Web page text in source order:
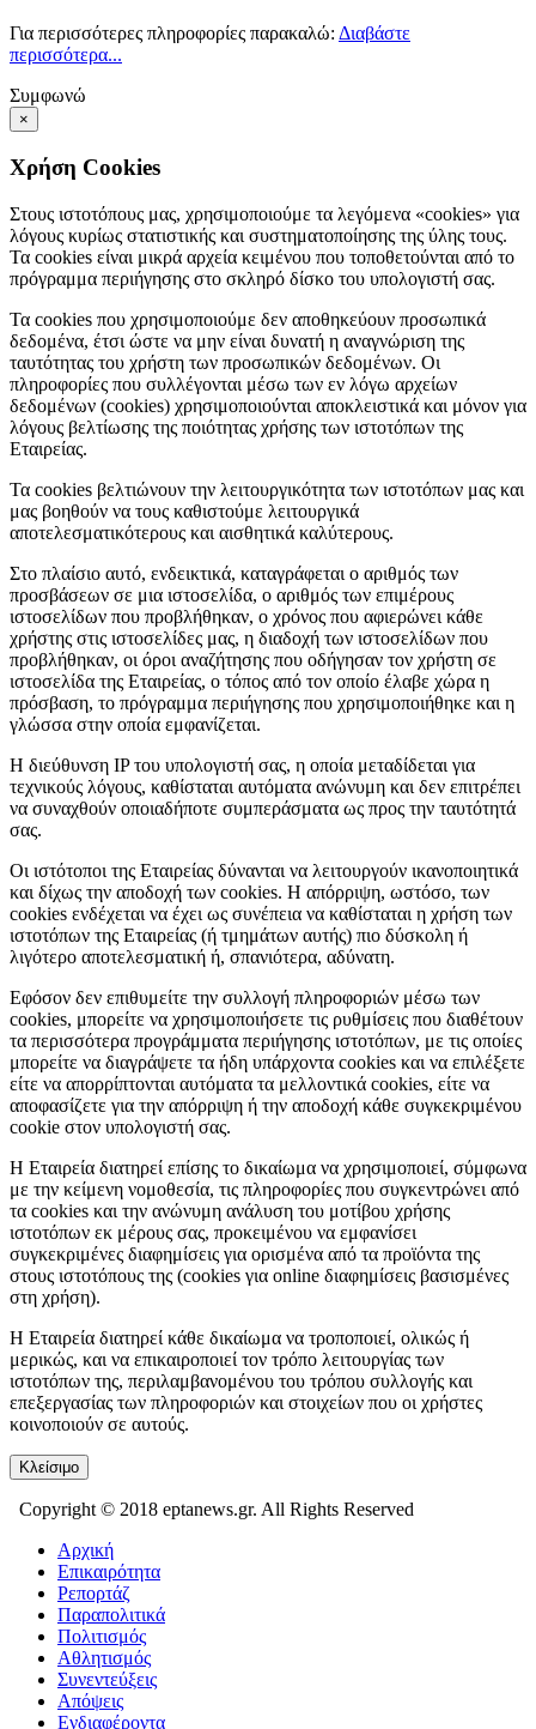
Για περισσότερες πληροφορίες παρακαλώ: Διαβάστε
περισσότερα...
Συμφωνώ
×
Χρήση Cookies
Στους ιστοτόπους μας, χρησιμοποιούμε τα λεγόμενα «cookies» για
λόγους κυρίως στατιστικής και συστηματοποίησης της ύλης τους.
Τα cookies είναι μικρά αρχεία κειμένου που τοποθετούνται από το
πρόγραμμα περιήγησης στο σκληρό δίσκο του υπολογιστή σας.
Τα cookies που χρησιμοποιούμε δεν αποθηκεύουν προσωπικά
δεδομένα, έτσι ώστε να μην είναι δυνατή η αναγνώριση της
ταυτότητας του χρήστη των προσωπικών δεδομένων. Οι
πληροφορίες που συλλέγονται μέσω των εν λόγω αρχείων
δεδομένων (cookies) χρησιμοποιούνται αποκλειστικά και μόνον για
λόγους βελτίωσης της ποιότητας χρήσης των ιστοτόπων της
Εταιρείας.
Τα cookies βελτιώνουν την λειτουργικότητα των ιστοτόπων μας και
μας βοηθούν να τους καθιστούμε λειτουργικά
αποτελεσματικότερους και αισθητικά καλύτερους.
Στο πλαίσιο αυτό, ενδεικτικά, καταγράφεται ο αριθμός των
προσβάσεων σε μια ιστοσελίδα, ο αριθμός των επιμέρους
ιστοσελίδων που προβλήθηκαν, ο χρόνος που αφιερώνει κάθε
χρήστης στις ιστοσελίδες μας, η διαδοχή των ιστοσελίδων που
προβλήθηκαν, οι όροι αναζήτησης που οδήγησαν τον χρήστη σε
ιστοσελίδα της Εταιρείας, ο τόπος από τον οποίο έλαβε χώρα η
πρόσβαση, το πρόγραμμα περιήγησης που χρησιμοποιήθηκε και η
γλώσσα στην οποία εμφανίζεται.
Η διεύθυνση IP του υπολογιστή σας, η οποία μεταδίδεται για
τεχνικούς λόγους, καθίσταται αυτόματα ανώνυμη και δεν επιτρέπει
να συναχθούν οποιαδήποτε συμπεράσματα ως προς την ταυτότητά
σας.
Οι ιστότοποι της Εταιρείας δύνανται να λειτουργούν ικανοποιητικά
και δίχως την αποδοχή των cookies. Η απόρριψη, ωστόσο, των
cookies ενδέχεται να έχει ως συνέπεια να καθίσταται η χρήση των
ιστοτόπων της Εταιρείας (ή τμημάτων αυτής) πιο δύσκολη ή
λιγότερο αποτελεσματική ή, σπανιότερα, αδύνατη.
Εφόσον δεν επιθυμείτε την συλλογή πληροφοριών μέσω των
cookies, μπορείτε να χρησιμοποιήσετε τις ρυθμίσεις που διαθέτουν
τα περισσότερα προγράμματα περιήγησης ιστοτόπων, με τις οποίες
μπορείτε να διαγράψετε τα ήδη υπάρχοντα cookies και να επιλέξετε
είτε να απορρίπτονται αυτόματα τα μελλοντικά cookies, είτε να
αποφασίζετε για την απόρριψη ή την αποδοχή κάθε συγκεκριμένου
cookie στον υπολογιστή σας.
Η Εταιρεία διατηρεί επίσης το δικαίωμα να χρησιμοποιεί, σύμφωνα
με την κείμενη νομοθεσία, τις πληροφορίες που συγκεντρώνει από
τα cookies και την ανώνυμη ανάλυση του μοτίβου χρήσης
ιστοτόπων εκ μέρους σας, προκειμένου να εμφανίσει
συγκεκριμένες διαφημίσεις για ορισμένα από τα προϊόντα της
στους ιστοτόπους της (cookies για online διαφημίσεις βασισμένες
στη χρήση).
Η Εταιρεία διατηρεί κάθε δικαίωμα να τροποποιεί, ολικώς ή
μερικώς, και να επικαιροποιεί τον τρόπο λειτουργίας των
ιστοτόπων της, περιλαμβανομένου του τρόπου συλλογής και
επεξεργασίας των πληροφοριών και στοιχείων που οι χρήστες
κοινοποιούν σε αυτούς.
Κλείσιμο
Copyright © 2018 eptanews.gr. All Rights Reserved
Αρχική
Επικαιρότητα
Ρεπορτάζ
Παραπολιτικά
Πολιτισμός
Αθλητισμός
Συνεντεύξεις
Απόψεις
Ενδιαφέροντα